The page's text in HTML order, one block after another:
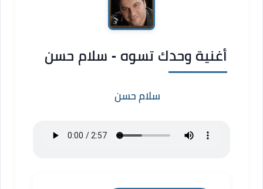
أغنية وحدك تسوه - سلام حسن
سلام حسن